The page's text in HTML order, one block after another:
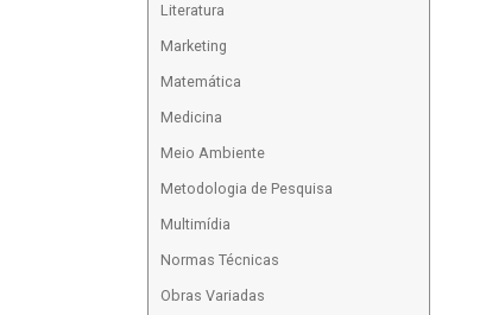
Literatura
Marketing
Matemática
Medicina
Meio Ambiente
Metodologia de Pesquisa
Multimídia
Normas Técnicas
Obras Variadas